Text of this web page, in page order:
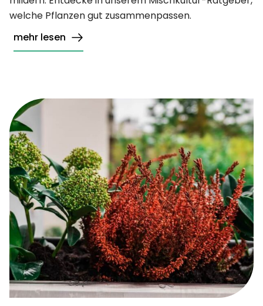
welche Pflanzen gut zusammenpassen.
mehr lesen